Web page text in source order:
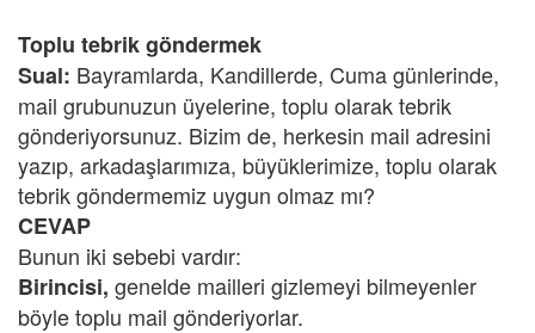
Toplu tebrik göndermek
Sual: Bayramlarda, Kandillerde, Cuma günlerinde,
mail grubunuzun üyelerine, toplu olarak tebrik
gönderiyorsunuz. Bizim de, herkesin mail adresini
yazıp, arkadaşlarımıza, büyüklerimize, toplu olarak
tebrik göndermemiz uygun olmaz mı?
CEVAP
Bunun iki sebebi vardır:
Birincisi, genelde mailleri gizlemeyi bilmeyenler
böyle toplu mail gönderiyorlar.